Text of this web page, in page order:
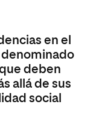
en el
deben
allá de sus
social